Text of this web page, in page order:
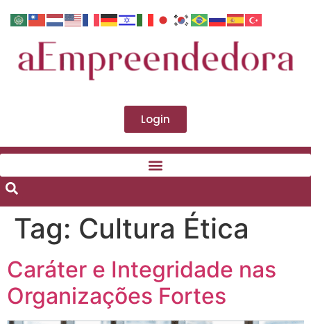
Login
Tag: Cultura Ética
Caráter e Integridade nas
Organizações Fortes